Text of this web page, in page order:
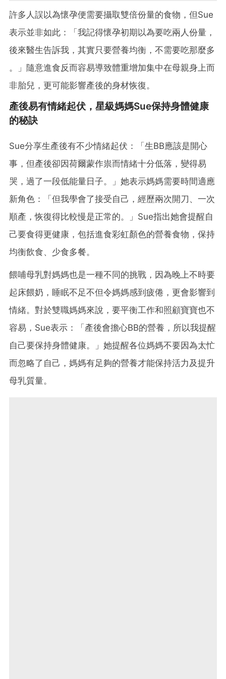
許多人誤以為懷孕便需要攝取雙倍份量的食物，但Sue
表示並非如此：「我記得懷孕初期以為要吃兩人份量，
後來醫生告訴我，其實只要營養均衡，不需要吃那麼多
。」隨意進食反而容易導致體重增加集中在母親身上而
非胎兒，更可能影響產後的身材恢復。
產後易有情緒起伏，星級媽媽Sue保持身體健康
的秘訣
Sue分享生產後有不少情緒起伏：「生BB應該是開心
事，但產後卻因荷爾蒙作祟而情緒十分低落，變得易
哭，過了一段低能量日子。」她表示媽媽需要時間適應
新角色：「但我學會了接受自己，經歷兩次開刀、一次
順產，恢復得比較慢是正常的。」Sue指出她會提醒自
己要食得更健康，包括進食彩虹顏色的營養食物，保持
均衡飲食、少食多餐。
餵哺母乳對媽媽也是一種不同的挑戰，因為晚上不時要
起床餵奶，睡眠不足不但令媽媽感到疲倦，更會影響到
情緒。對於雙職媽媽來說，要平衡工作和照顧寶寶也不
容易，Sue表示：「產後會擔心BB的營養，所以我提醒
自己要保持身體健康。」她提醒各位媽媽不要因為太忙
而忽略了自己，媽媽有足夠的營養才能保持活力及提升
母乳質量。